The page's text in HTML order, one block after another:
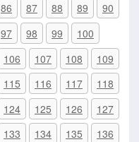
86 87 88 89
90
97 98 99
100
106 107 108
109
115 116 117
118
124 125 126
127
133 134 135
136